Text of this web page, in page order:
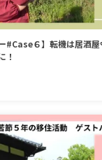
#Case６】転機は居酒
！